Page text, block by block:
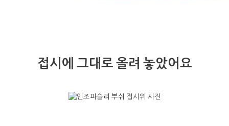
접시에 그대로 올려 놓았어요